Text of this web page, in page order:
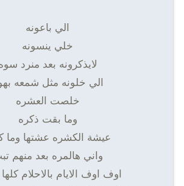
الي باعونه
خلي ينسونه
لايذكرونه بعد منرد
الي خلونه مثل شمعه
خلصت العشره
وما بقت ذكره
عيشة الكشره عشتها وما
واني هالمره بعد منهم
اوف اوف الايام بالاحلام